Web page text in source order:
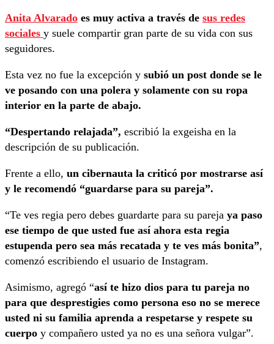
Anita Alvarado es muy activa a través de sus redes
sociales y suele compartir gran parte de su vida con sus
seguidores.
Esta vez no fue la excepción y subió un post donde se le
ve posando con una polera y solamente con su ropa
interior en la parte de abajo.
“Despertando relajada”, escribió la exgeisha en la
descripción de su publicación.
Frente a ello, un cibernauta la criticó por mostrarse así
y le recomendó “guardarse para su pareja”.
“Te ves regia pero debes guardarte para su pareja ya paso
ese tiempo de que usted fue así ahora esta regia
estupenda pero sea más recatada y te ves más bonita”,
comenzó escribiendo el usuario de Instagram.
Asimismo, agregó “así te hizo dios para tu pareja no
para que desprestigies como persona eso no se merece
usted ni su familia aprenda a respetarse y respete su
cuerpo y compañero usted ya no es una señora vulgar”.